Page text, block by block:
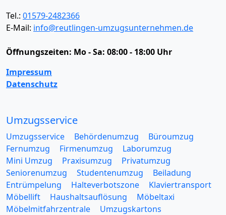
Tel.: 01579-2482366
E-Mail: info@reutlingen-umzugsunternehmen.de
Öffnungszeiten: Mo - Sa: 08:00 - 18:00 Uhr
Impressum
Datenschutz
Umzugsservice
Umzugsservice Behördenumzug
Büroumzug
Fernumzug
Firmenumzug
Laborumzug
Mini Umzug
Praxisumzug
Privatumzug
Seniorenumzug
Studentenumzug
Beiladung
Entrümpelung
Halteverbotszone
Klaviertransport
Möbellift
Haushaltsauflösung
Möbeltaxi
Möbelmitfahrzentrale
Umzugskartons